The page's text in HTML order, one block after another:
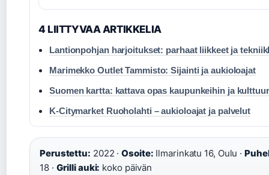
4 LIITTYVAA ARTIKKELIA
Lantionpohjan harjoitukset: parhaat liikkeet ja
Marimekko Outlet Tammisto: Sijainti ja aukioloajat
Suomen kartta: kattava opas kaupunkeihin ja
K-Citymarket Ruoholahti – aukioloajat ja palvelut
Perustettu: 2022 ·Osoite: Ilmarinkatu 16, Oulu ·
18 · Grilli auki: koko päivän